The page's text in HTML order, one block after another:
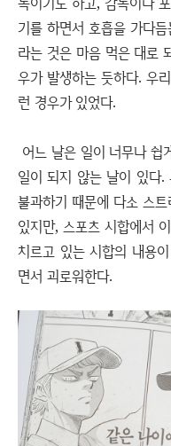
기를 하면서 호흡을 가다
라는 것은 마음 먹은 대로
우가 발생하는 듯하다. 우
런 경우가 있었다.
어느 날은 일이 너무나 쉽
일이 되지 않는 날이 있다
불과하기 때문에 다소 스
있지만, 스포츠 시합에서
치르고 있는 시합의 내용
면서 괴로워한다.